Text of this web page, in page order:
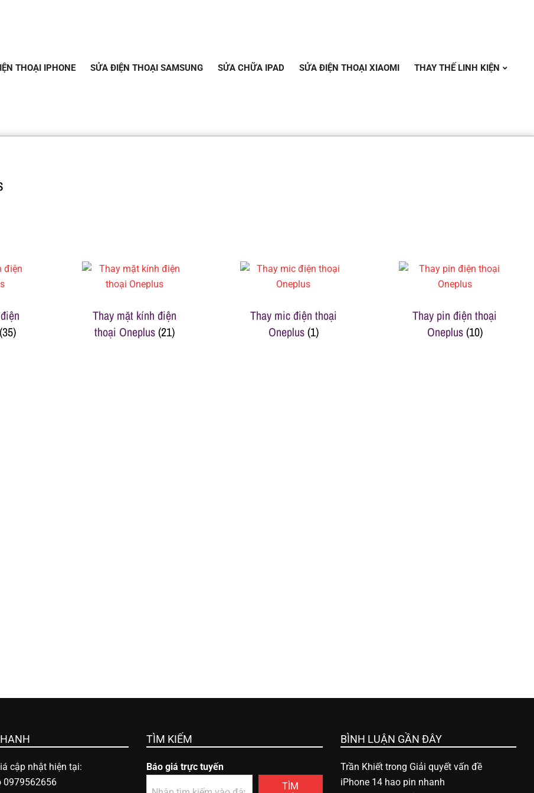
THOẠI IPHONE SỬA ĐIỆN THOẠI SAMSUNG SỬA CHỮA IPAD SỬA ĐIỆN THOẠI XIAOMI THAY THẾ LINH KIỆN
(35)
Thay mặt kính điện
thoại Oneplus(21)
Thay mic điện thoại
Oneplus(1)
Thay pin điện thoại
Oneplus(10)
cập nhật hiện tại:
0979562656
TÌM KIẾM
Báo giá trực tuyến
TÌM
BÌNH LUẬN GẦN ĐÂY
Trần Khiếttrong Giải quyết vấn đề
iPhone 14 hao pin nhanh